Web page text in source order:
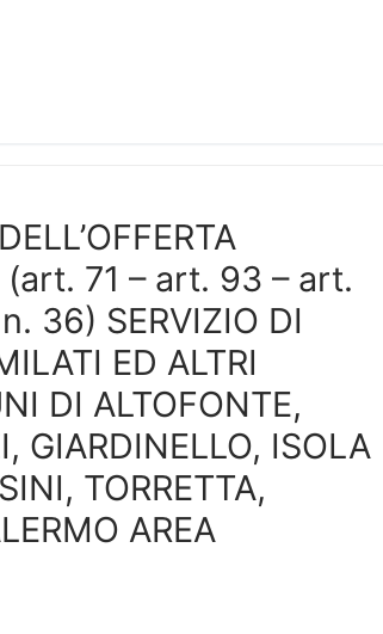
(art. 71 – art. 93 – art.
36) SERVIZIO DI
ED ALTRI
DI ALTOFONTE,
GIARDINELLO, ISOLA
TORRETTA,
AREA